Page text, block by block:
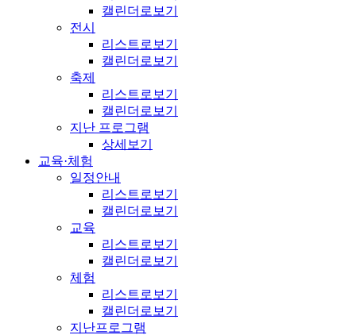
캘린더로보기
전시
리스트로보기
캘린더로보기
축제
리스트로보기
캘린더로보기
지난 프로그램
상세보기
교육·체험
일정안내
리스트로보기
캘린더로보기
교육
리스트로보기
캘린더로보기
체험
리스트로보기
캘린더로보기
지난프로그램